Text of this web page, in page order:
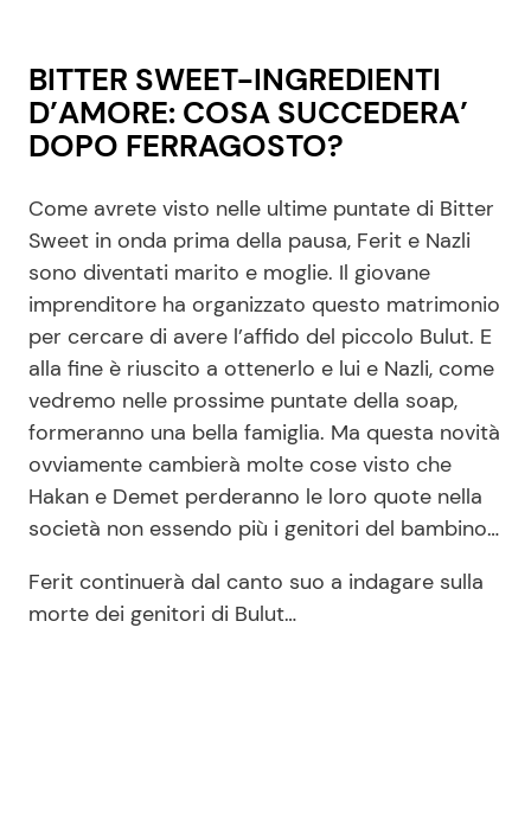
BITTER SWEET-INGREDIENTI
D’AMORE: COSA SUCCEDERA’
DOPO FERRAGOSTO?
Come avrete visto nelle ultime puntate di Bitter
Sweet in onda prima della pausa, Ferit e Nazli
sono diventati marito e moglie. Il giovane
imprenditore ha organizzato questo matrimonio
per cercare di avere l’affido del piccolo Bulut. E
alla fine è riuscito a ottenerlo e lui e Nazli, come
vedremo nelle prossime puntate della soap,
formeranno una bella famiglia. Ma questa novità
ovviamente cambierà molte cose visto che
Hakan e Demet perderanno le loro quote nella
società non essendo più i genitori del bambino…
Ferit continuerà dal canto suo a indagare sulla
morte dei genitori di Bulut…